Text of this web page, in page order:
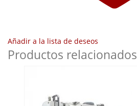
Añadir a la lista de deseos
Productos relacionados